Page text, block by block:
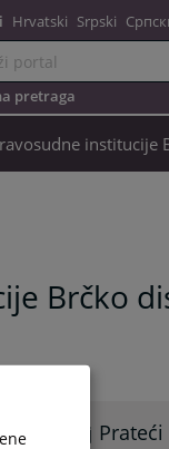
Hrvatski Srpski
pretraga
institucije
Brčko